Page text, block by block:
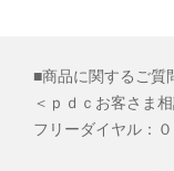
■商品に関するご質
＜ｐｄｃお客さま
フリーダイヤル：